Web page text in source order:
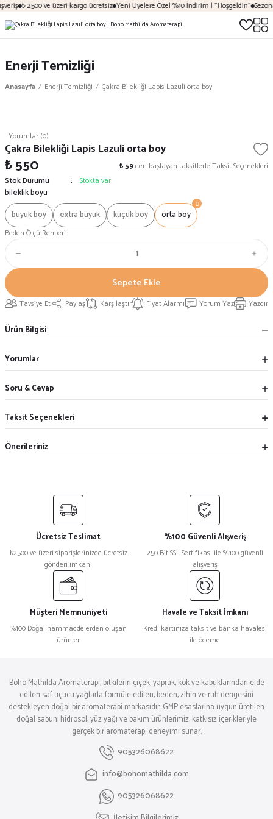
₺ 2500 ve üzeri kargo ücretsiz Yeni Üyelere Özel %10 İndirim | "Hoşgeldin"
Enerji Temizliği
Anasayfa Enerji Temizliği Çakra Bilekliği Lapis Lazuli orta boy
Yorumlar (0)
Çakra Bilekliği Lapis Lazuli orta boy
₺ 550 ₺ 59den başlayan taksitlerle!Taksit Seçenekleri
Stok Durumu
Stokta var
bileklik boyu
büyük boy
extra büyük küçük boy orta boy
Beden Ölçü Rehberi
Sepete Ekle
Tavsiye Et Paylaş Karşılaştır Fiyat Alarmı Yorum Yaz Yazdır
Ürün Bilgisi
Yorumlar
Soru & Cevap
Taksit Seçenekleri
Önerileriniz
Ücretsiz Teslimat
₺2500 ve üzeri siparişlerinizde ücretsiz
gönderi imkanı
%100 Güvenli Alışveriş
250 Bit SSL Sertifikası ile %100 güvenli
alışveriş
Müşteri Memnuniyeti
%100 Doğal hammaddelerden oluşan
ürünler
Havale ve Taksit İmkanı
Kredi kartınıza taksit ve banka havalesi
ile ödeme
Boho Mathilda Aromaterapi, bitkilerin çiçek, yaprak, kök ve kabuklarından elde
edilen saf uçucu yağlarla formüle edilen, beden, zihin ve ruh dengesini
destekleyen doğal bir aromaterapi markasıdır. GMP esaslarına uygun üretilen
doğal sabun, hidrosol, yüz yağı ve bakım ürünlerimiz, katkısız içerikleriyle
gerçek bir aromaterapi deneyimi sunar.
905326068622
info@bohomathilda.com
905326068622